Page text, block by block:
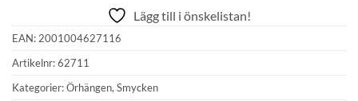
Lägg till i önskelistan!
EAN: 2001004627116
Artikelnr:62711
Kategorier:Örhängen, Smycken